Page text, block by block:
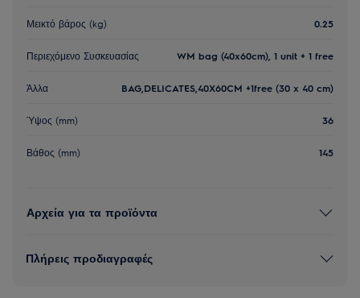
Μεικτό βάρος (kg) 0.25
Περιεχόμενο Συσκευασίας WM bag (40x60cm), 1 unit + 1 free
Άλλα BAG,DELICATES,40X60CM +1free (30 x 40 cm)
Ύψος (mm) 36
Βάθος (mm) 145
Αρχεία για τα προϊόντα
Πλήρεις προδιαγραφές